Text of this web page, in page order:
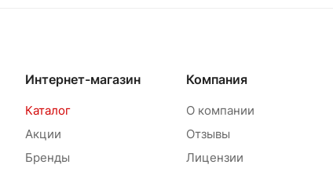
Интернет-магазин
Каталог
Акции
Бренды
Компания
О компании
Отзывы
Лицензии